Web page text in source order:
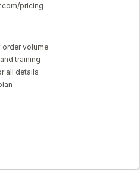
pricing
order volume
training
all details